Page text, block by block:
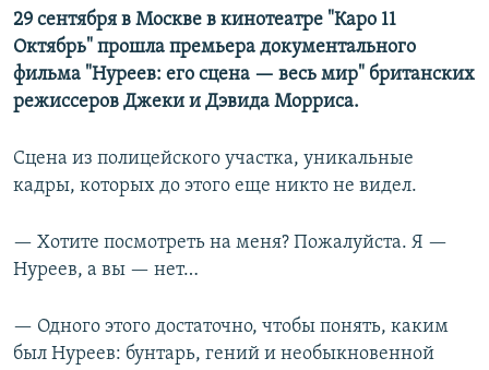
Все сайты РСЕ/РС
29 сентября в Москве в кинотеатре "Каро 11
Октябрь" прошла премьера документального
фильма "Нуреев: его сцена — весь мир" британских
режиссеров Джеки и Дэвида Морриса.
Сцена из полицейского участка, уникальные
кадры, которых до этого еще никто не видел.
— Хотите посмотреть на меня? Пожалуйста. Я —
Нуреев, а вы — нет…
— Одного этого достаточно, чтобы понять, каким
был Нуреев: бунтарь, гений и необыкновенной